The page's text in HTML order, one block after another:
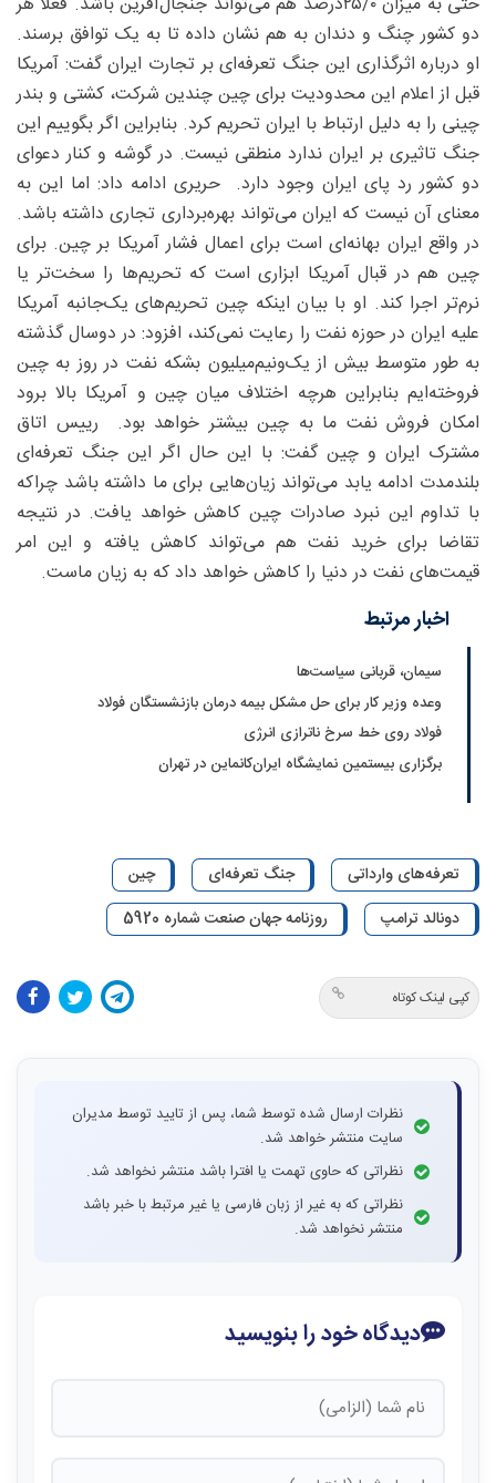
دو کشور چنگ و دندان به هم نشان داده تا به یک توافق برسند.
او درباره اثرگذاری این جنگ تعرفه‌ای بر تجارت ایران گفت: آمریکا
قبل از اعلام این محدودیت برای چین چندین شرکت، کشتی و بندر
چینی را به دلیل ارتباط با ایران تحریم کرد. بنابراین اگر بگوییم این
جنگ تاثیری بر ایران ندارد منطقی نیست. در گوشه و کنار دعوای
دو کشور رد پای ایران وجود دارد. حریری ادامه داد: اما این به
معنای آن نیست که ایران می‌تواند بهره‌برداری تجاری داشته باشد.
در واقع ایران بهانه‌ای است برای اعمال فشار آمریکا بر چین. برای
چین هم در قبال آمریکا ابزاری است که تحریم‌ها را سخت‌تر یا
نرم‌تر اجرا کند. او با بیان اینکه چین تحریم‌های یک‌جانبه آمریکا
علیه ایران در حوزه نفت را رعایت نمی‌کند، افزود: در دوسال گذشته
به طور متوسط بیش از یک‌ونیم‌میلیون بشکه نفت در روز به چین
فروخته‌ایم بنابراین هرچه اختلاف میان چین و آمریکا بالا برود
امکان فروش نفت ما به چین بیشتر خواهد بود. رییس اتاق
مشترک ایران و چین گفت: با این حال اگر این جنگ تعرفه‌ای
بلندمدت ادامه یابد می‌تواند زیان‌هایی برای ما داشته باشد چراکه
با تداوم این نبرد صادرات چین کاهش خواهد یافت. در نتیجه
تقاضا برای خرید نفت هم می‌تواند کاهش یافته و این امر
قیمت‌های نفت در دنیا را کاهش خواهد داد که به زیان ماست.
اخبار مرتبط
سیمان، قربانی سیاست‌ها
وعده وزیر کار برای حل مشکل بیمه درمان بازنشستگان فولاد
فولاد روی خط سرخ ناترازی انرژی
برگزاری بیستمین نمایشگاه ایران‌کانماین در تهران
تعرفه‌های وارداتی جنگ تعرفه‌ای
چین
دونالد ترامپ
روزنامه جهان صنعت شماره 5920
کپی لینک کوتاه
نظرات ارسال شده توسط شما، پس از تایید توسط مدیران
سایت منتشر خواهد شد.
نظراتی که حاوی تهمت یا افترا باشد منتشر نخواهد شد.
نظراتی که به غیر از زبان فارسی یا غیر مرتبط با خبر باشد
منتشر نخواهد شد.
دیدگاه خود را بنویسید